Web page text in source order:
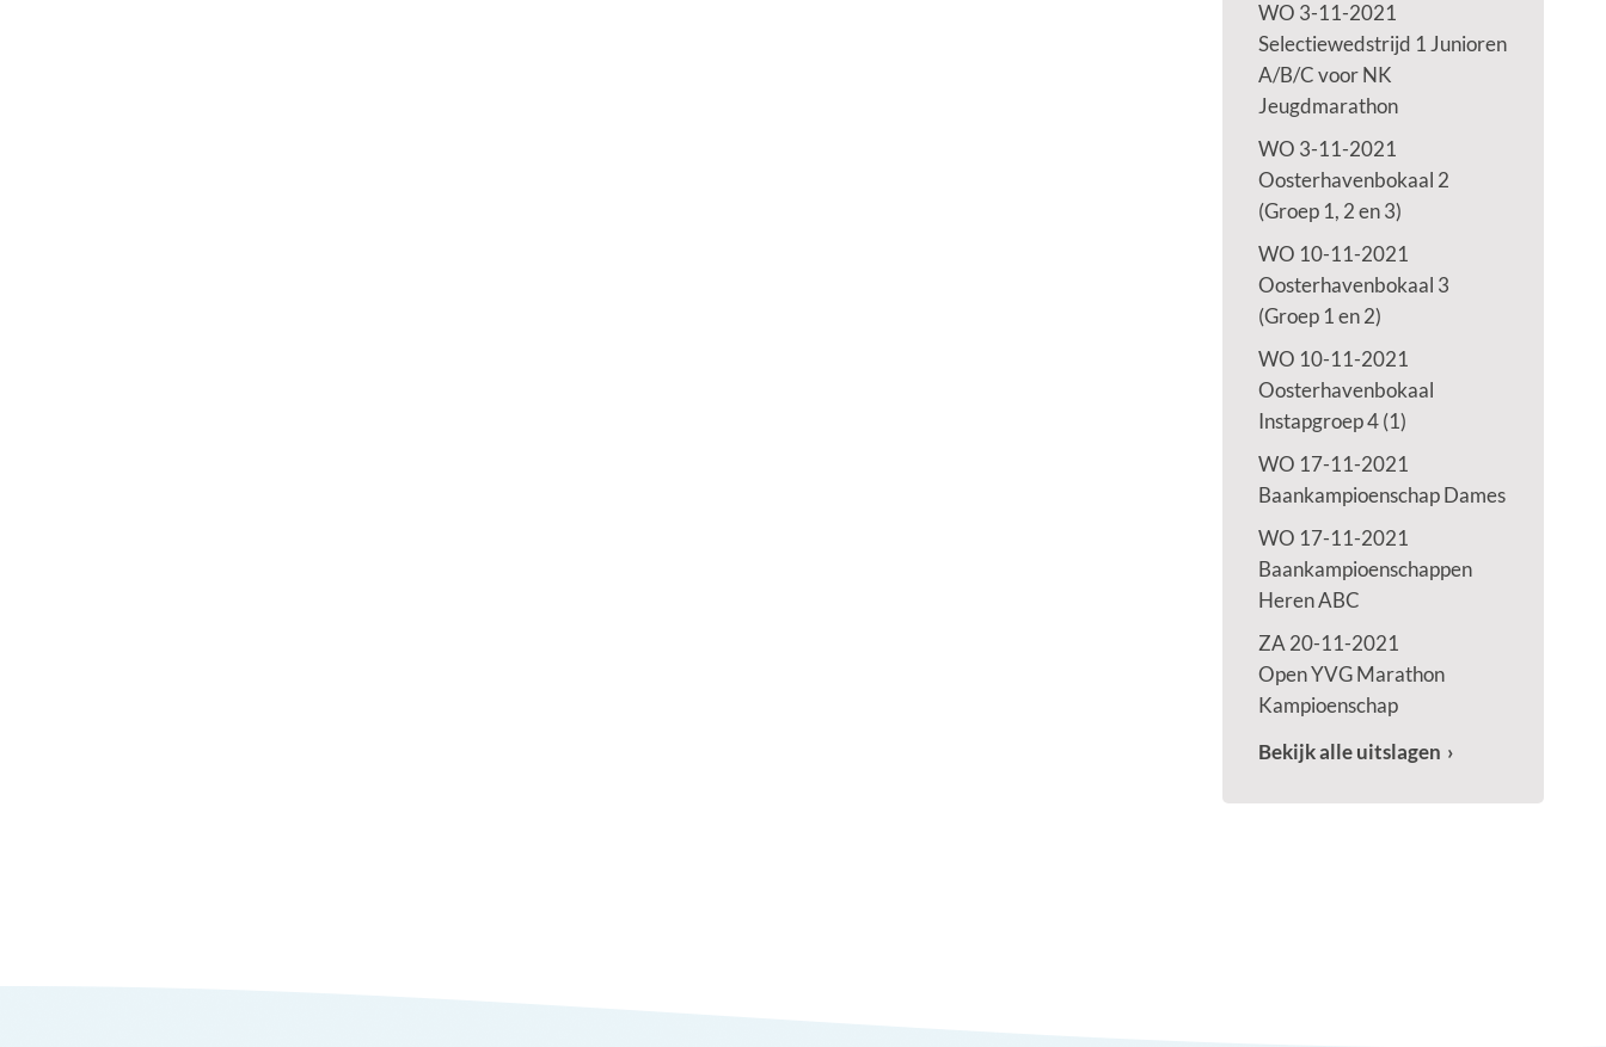
WO 3-11-2021
Selectiewedstrijd 1 Junioren
A/B/C voor NK
Jeugdmarathon
WO 3-11-2021
Oosterhavenbokaal 2
(Groep 1, 2 en 3)
WO 10-11-2021
Oosterhavenbokaal 3
(Groep 1 en 2)
WO 10-11-2021
Oosterhavenbokaal
Instapgroep 4 (1)
WO 17-11-2021
Baankampioenschap Dames
WO 17-11-2021
Baankampioenschappen
Heren ABC
ZA 20-11-2021
Open YVG Marathon
Kampioenschap
Bekijk alle uitslagen